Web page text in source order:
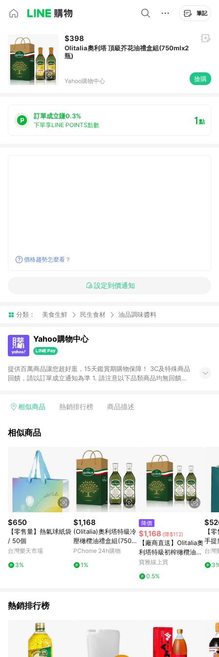
筆記
$398
Olitalia奧利塔 頂級芥花油禮盒組(750mlx2
瓶)
Yahoo購物中心 搶購
訂單成立賺0.3%
下單享LINE POINTS點數 1點
價格趨勢怎麼看？
設定到價通知
分類： 美食生鮮 民生食材 油品調味醬料
Yahoo購物中心
提供百萬商品讓您超好逛，15天鑑賞期購物保障！ 3C及特殊商品
回饋，請以訂單成立通知為準 1. 請注意以下品類商品均無回饋：
電玩/遊戲/相機/單眼/鏡頭/拍立得 [2024/6/1起適用] -內接硬
的購回饋活動享Yahoo超贈點回饋者 - 購物中心商店之商品：商
3. 訂單回饋金額將扣除運費/購物金/超贈點/福利金/紅利折抵/折
價券等虛擬貨幣折抵 4. 大宗採購或批發轉賣不具回饋資格： 如
有相關事證認定您為大宗採購、批發轉賣而非最終消費使用者，
相關認定以Yahoo購物中心之認定為準
相似商品 熱銷排行榜 商品描述
相似商品
$650
【零售量】熱氣球紙袋
/ 50個
台灣樂天市場
3%
$1,168
(Olitalia)奧利塔特級冷
壓橄欖油禮盒組(750ml
x2瓶)
PChome 24h購物
1%
降價
$1,168 (降$112)
【廠商直送】Olitalia奧
利塔特級初榨橄欖油禮
盒組750ml-2入
寶雅線上買
0.5%
【
手提
組
台灣
熱銷排行榜